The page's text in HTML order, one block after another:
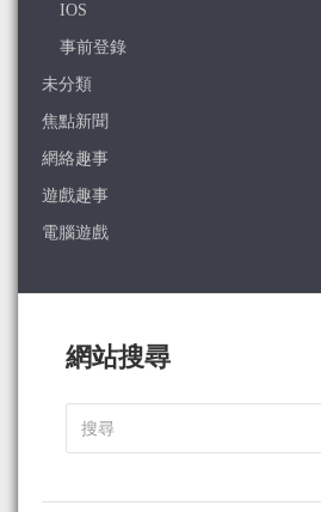
IOS
事前登錄
未分類
焦點新聞
網絡趣事
遊戲趣事
電腦遊戲
網站搜尋